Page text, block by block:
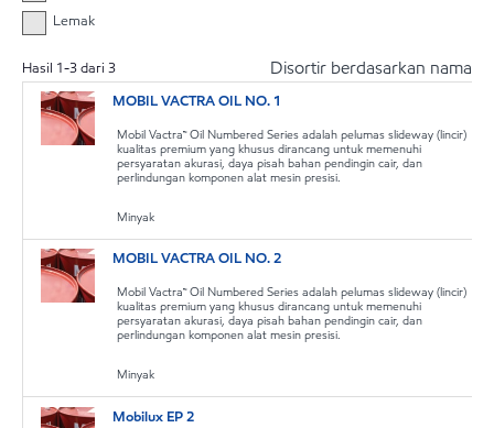
Lemak
Hasil 1-3dari 3 Disortir berdasarkan nama
MOBIL VACTRA OIL NO. 1
Mobil Vactra™ Oil Numbered Series adalah pelumas slideway (lincir)
kualitas premium yang khusus dirancang untuk memenuhi
persyaratan akurasi, daya pisah bahan pendingin cair, dan
perlindungan komponen alat mesin presisi.
Minyak
MOBIL VACTRA OIL NO. 2
Mobil Vactra™ Oil Numbered Series adalah pelumas slideway (lincir)
kualitas premium yang khusus dirancang untuk memenuhi
persyaratan akurasi, daya pisah bahan pendingin cair, dan
perlindungan komponen alat mesin presisi.
Minyak
Mobilux EP 2